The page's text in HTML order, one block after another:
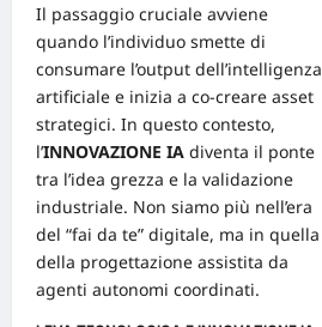
Il passaggio cruciale avviene
quando l’individuo smette di
consumare l’output dell’intelligenza
artificiale e inizia a co-creare asset
strategici. In questo contesto,
l’INNOVAZIONE IA diventa il ponte
tra l’idea grezza e la validazione
industriale. Non siamo più nell’era
del “fai da te” digitale, ma in quella
della progettazione assistita da
agenti autonomi coordinati.